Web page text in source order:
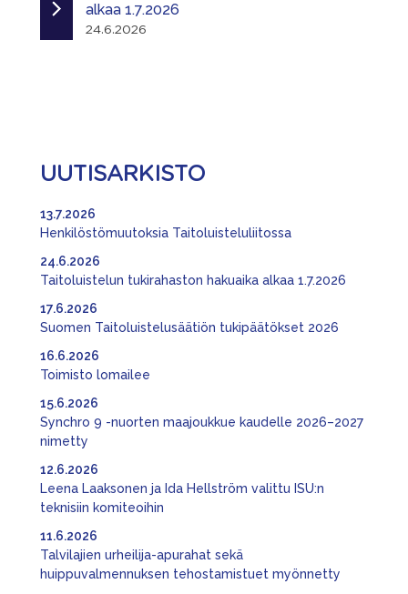
alkaa 1.7.2026
24.6.2026
UUTISARKISTO
Henkilöstömuutoksia Taitoluisteluliitossa
13.7.2026
Taitoluistelun tukirahaston hakuaika alkaa 1.7.2026
24.6.2026
Suomen Taitoluistelusäätiön tukipäätökset 2026
17.6.2026
Toimisto lomailee
16.6.2026
Synchro 9 -nuorten maajoukkue kaudelle 2026–2027
nimetty
15.6.2026
Leena Laaksonen ja Ida Hellström valittu ISU:n
teknisiin komiteoihin
12.6.2026
Talvilajien urheilija-apurahat sekä
huippuvalmennuksen tehostamistuet myönnetty
11.6.2026